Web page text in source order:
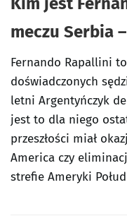
meczu Serbia
Fernando Rapallini
doświadczonych
letni Argentyńczyk
jest to dla niego
przeszłości miał
America czy
strefie Ameryki